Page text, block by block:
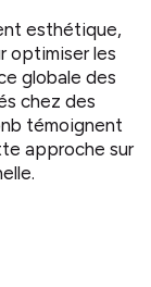
esthétique,
optimiser les
globale des
chez des
témoignent
approche sur